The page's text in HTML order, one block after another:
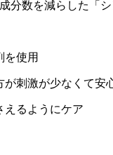
分数を減らした「
使用
刺激が少なくて安
るようにケア